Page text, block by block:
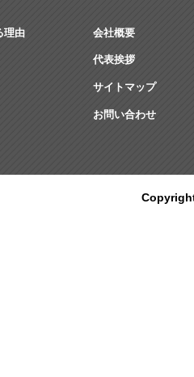
理由 会社概要
代表挨拶
サイトマップ
お問い合わせ